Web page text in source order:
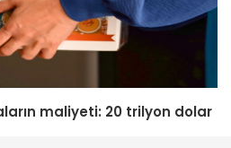
maliyeti: 20 trilyon dolar